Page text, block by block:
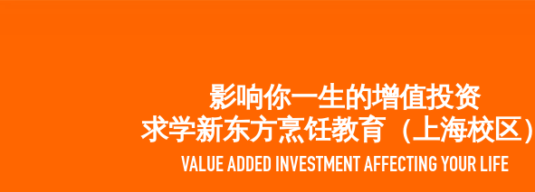
影响你一生的增值投资
求学新东方烹饪教育（上海校区）